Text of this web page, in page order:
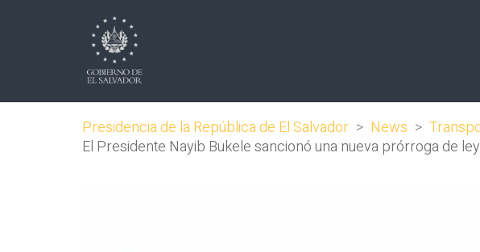
Presidencia de la República de El Salvador > News >
El Presidente Nayib Bukele sancionó una nueva prórroga de